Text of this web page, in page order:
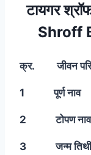
टायगर
Shroff
क्र. जीवन
1 पूर्ण
2 टोपण
3 जन्म